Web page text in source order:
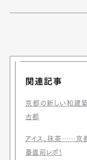
関連記事
京都の新しい和建築
古都
アイス、抹茶……京都
番直前レポ！